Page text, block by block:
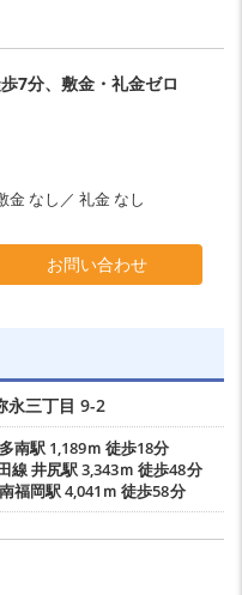
7分、敷金・礼金ゼロ
金 なし／ 礼金 なし
お問い合わせ
永三丁目 9-2
南駅1,189ｍ 徒歩18分
線井尻駅3,343ｍ 徒歩48分
南福岡駅4,041ｍ 徒歩58分